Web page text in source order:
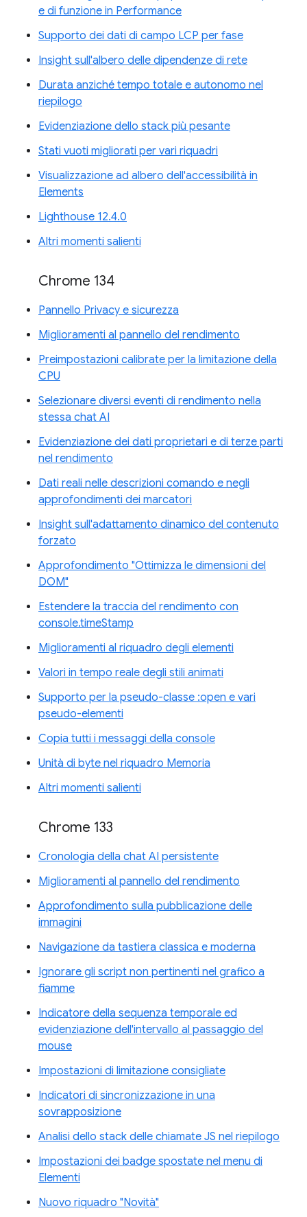
e di funzione in Performance
Supporto dei dati di campo LCP per fase
Insight sull'albero delle dipendenze di rete
Durata anziché tempo totale e autonomo nel
riepilogo
Evidenziazione dello stack più pesante
Stati vuoti migliorati per vari riquadri
Visualizzazione ad albero dell'accessibilità in
Elements
Lighthouse 12.4.0
Altri momenti salienti
Chrome 134
Pannello Privacy e sicurezza
Miglioramenti al pannello del rendimento
Preimpostazioni calibrate per la limitazione della
CPU
Selezionare diversi eventi di rendimento nella
stessa chat AI
Evidenziazione dei dati proprietari e di terze parti
nel rendimento
Dati reali nelle descrizioni comando e negli
approfondimenti dei marcatori
Insight sull'adattamento dinamico del contenuto
forzato
Approfondimento "Ottimizza le dimensioni del
DOM"
Estendere la traccia del rendimento con
console.timeStamp
Miglioramenti al riquadro degli elementi
Valori in tempo reale degli stili animati
Supporto per la pseudo-classe :open e vari
pseudo-elementi
Copia tutti i messaggi della console
Unità di byte nel riquadro Memoria
Altri momenti salienti
Chrome 133
Cronologia della chat AI persistente
Miglioramenti al pannello del rendimento
Approfondimento sulla pubblicazione delle
immagini
Navigazione da tastiera classica e moderna
Ignorare gli script non pertinenti nel grafico a
fiamme
Indicatore della sequenza temporale ed
evidenziazione dell'intervallo al passaggio del
mouse
Impostazioni di limitazione consigliate
Indicatori di sincronizzazione in una
sovrapposizione
Analisi dello stack delle chiamate JS nel riepilogo
Impostazioni dei badge spostate nel menu di
Elementi
Nuovo riquadro "Novità"